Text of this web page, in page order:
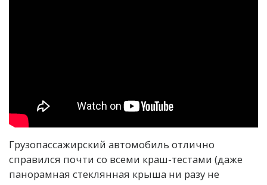
Грузопассажирский автомобиль отлично
справился почти со всеми краш-тестами (даже
панорамная стеклянная крыша ни разу не